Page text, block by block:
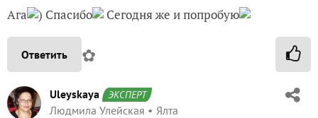
Ага ) Спасибо Сегодня же и попробую
Ответить ✿
Uleyskaya ЭКСПЕРТ
Людмила Улейская
Ялта